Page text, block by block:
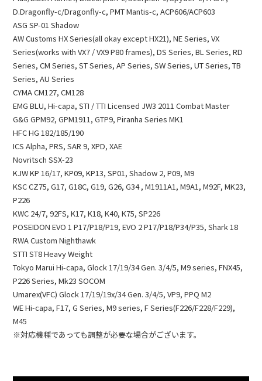
D.Dragonfly-c/Dragonfly-c, PMT Mantis-c, ACP606/ACP603
ASG SP-01 Shadow
AW Customs HX Series(all okay except HX21), NE Series, VX
Series(works with VX7 / VX9 P80 frames), DS Series, BL Series, RD
Series, CM Series, ST Series, AP Series, SW Series, UT Series, TB
Series, AU Series
CYMA CM127, CM128
EMG BLU, Hi-capa, STI / TTI Licensed JW3 2011 Combat Master
G&G GPM92, GPM1911, GTP9, Piranha Series MK1
HFC HG 182/185/190
ICS Alpha, PRS, SAR 9, XPD, XAE
Novritsch SSX-23
KJW KP 16/17, KP09, KP13, SP01, Shadow 2, P09, M9
KSC CZ75, G17, G18C, G19, G26, G34 , M1911A1, M9A1, M92F, MK23,
P226
KWC 24/7, 92FS, K17, K18, K40, K75, SP226
POSEIDON EVO 1 P17/P18/P19, EVO 2 P17/P18/P34/P35, Shark 18
RWA Custom Nighthawk
STTI ST8 Heavy Weight
Tokyo Marui Hi-capa, Glock 17/19/34 Gen. 3/4/5, M9 series, FNX45,
P226 Series, Mk23 SOCOM
Umarex(VFC) Glock 17/19/19x/34 Gen. 3/4/5, VP9, PPQ M2
WE Hi-capa, F17, G Series, M9 series, F Series(F226/F228/F229),
M45
※対応機種であっても調整が必要な場合がございます。